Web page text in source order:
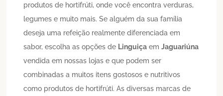
produtos de hortifrúti, onde você encontra verduras,
legumes e muito mais. Se alguém da sua família
deseja uma refeição realmente diferenciada em
sabor, escolha as opções de Linguiça emJaguariúna
vendida em nossas lojas e que podem ser
combinadas a muitos itens gostosos e nutritivos
como produtos de hortifrúti. As diversas marcas de